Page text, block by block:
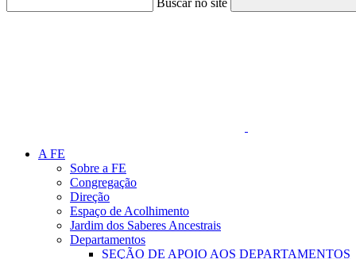
Buscar no site
A FE
Sobre a FE
Congregação
Direção
Espaço de Acolhimento
Jardim dos Saberes Ancestrais
Departamentos
SEÇÃO DE APOIO AOS DEPARTAMENTOS